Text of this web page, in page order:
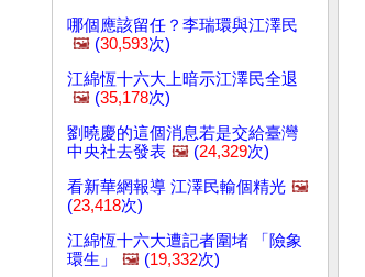
哪個應該留任？李瑞環與江澤民
🖼️ (30,593次)
江綿恆十六大上暗示江澤民全退
🖼️ (35,178次)
劉曉慶的這個消息若是交給臺灣
中央社去發表 🖼️ (24,329次)
看新華網報導 江澤民輸個精光 🖼️
(23,418次)
江綿恆十六大遭記者圍堵 「險象
環生」
🖼️ (19,332次)